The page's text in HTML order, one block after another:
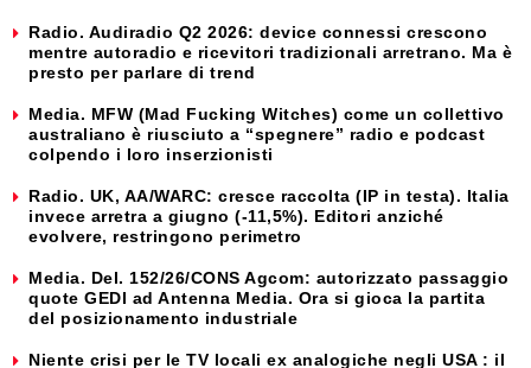
Radio. Audiradio Q2 2026: device connessi crescono
mentre autoradio e ricevitori tradizionali arretrano. Ma è
presto per parlare di trend
Media. MFW (Mad Fucking Witches) come un collettivo
australiano è riusciuto a “spegnere” radio e podcast
colpendo i loro inserzionisti
Radio. UK, AA/WARC: cresce raccolta (IP in testa). Italia
invece arretra a giugno (-11,5%). Editori anziché
evolvere, restringono perimetro
Media. Del. 152/26/CONS Agcom: autorizzato passaggio
quote GEDI ad Antenna Media. Ora si gioca la partita
del posizionamento industriale
Niente crisi per le TV locali ex analogiche negli USA : il